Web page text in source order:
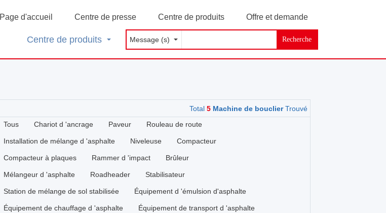
Page d'accueil Centre de presse Centre de produits Offre et demande
Recherche
Centre de produits
Total 5Machine de bouclierTrouvé
Tous Chariot d 'ancrage Paveur Rouleau de route
Installation de mélange d 'asphalte Niveleuse Compacteur
Compacteur à plaques Rammer d 'impact Brûleur
Mélangeur d 'asphalte Roadheader Stabilisateur
Station de mélange de sol stabilisée Équipement d 'émulsion d'asphalte
Équipement de chauffage d 'asphalte Équipement de transport d 'asphalte